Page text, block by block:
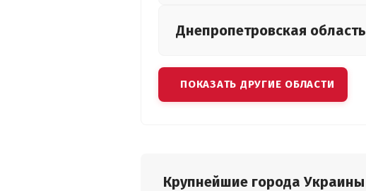
Днепропетровская область
ПОКАЗАТЬ ДРУГИЕ ОБЛАСТИ
Крупнейшие города Украины